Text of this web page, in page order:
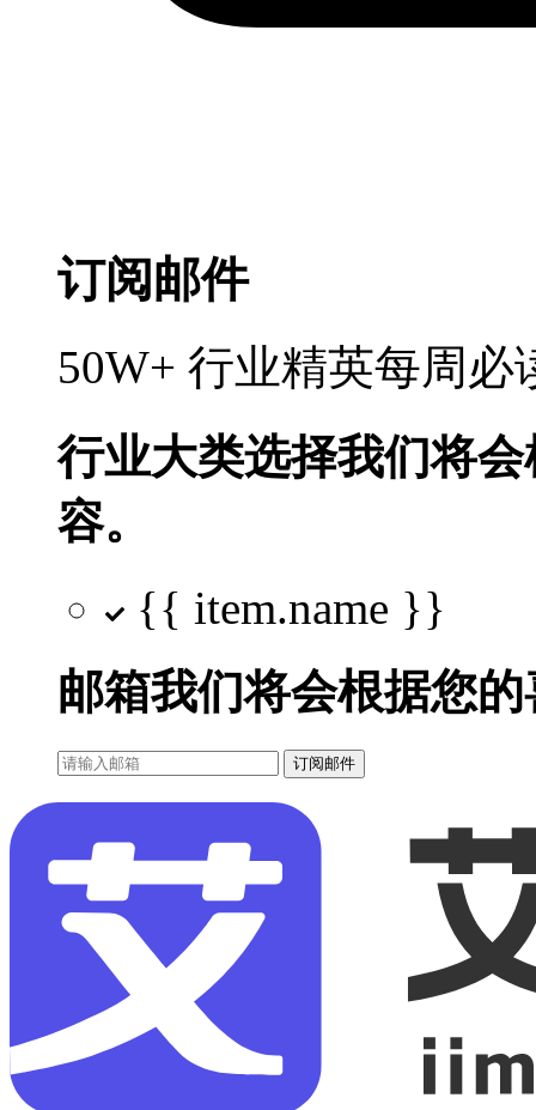
订阅邮件
50W+ 行业精英每周
行业大类选择我们将
容。
{{ item.name }}
邮箱我们将会根据您
订阅邮件